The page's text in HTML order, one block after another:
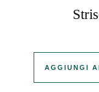
AGGIUNGI